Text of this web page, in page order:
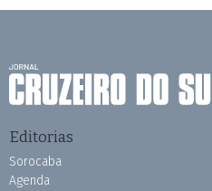
Editorias
Sorocaba
Agenda